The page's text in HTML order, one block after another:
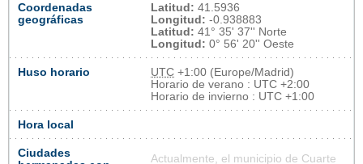
Coordenadas
geográficas
Latitud: 41.5936
Longitud: -0.938883
Latitud: 41° 35' 37'' Norte
Longitud: 0° 56' 20'' Oeste
Huso horario UTC +1:00 (Europe/Madrid)
Horario de verano : UTC +2:00
Horario de invierno : UTC +1:00
Hora local
Ciudades
Actualmente, el municipio de Cuarte